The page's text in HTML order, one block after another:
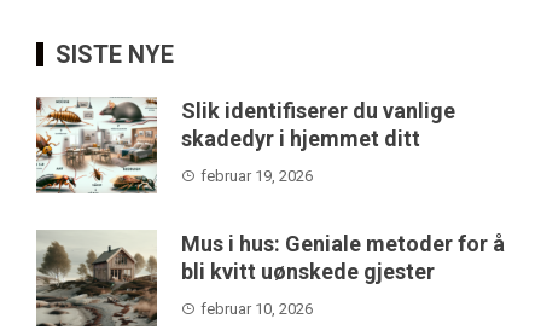
SISTE NYE
Slik identifiserer du vanlige
skadedyr i hjemmet ditt
februar 19, 2026
Mus i hus: Geniale metoder for å
bli kvitt uønskede gjester
februar 10, 2026